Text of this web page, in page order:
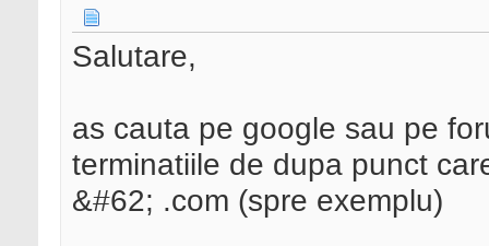
Salutare,
as cauta pe google sau pe
terminatiile de dupa punct
&#62; .com (spre exemplu)